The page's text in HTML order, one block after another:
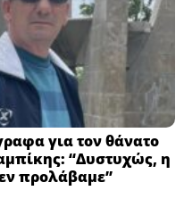
για τον θάνατο
“Δυστυχώς, η
προλάβαμε”